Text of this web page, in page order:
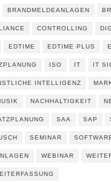
BRANDMELDEANLAGEN
CONTROLLING
EDTIME EDTIME PLUS
ISO IT IT
INTELLIGENZ
NACHHALTIGKEIT
SAA SAP
SEMINAR
WEBINAR